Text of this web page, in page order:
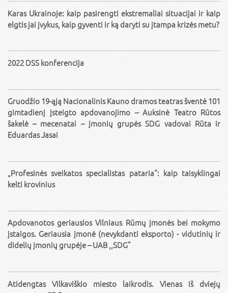
Karas Ukrainoje: kaip pasirengti ekstremaliai situacijai ir kaip
elgtis jai įvykus, kaip gyventi ir ką daryti su įtampa krizės metu?
2022 DSS konferencija
Gruodžio 19-ąją Nacionalinis Kauno dramos teatras šventė 101
gimtadienį Įsteigto apdovanojimo – Auksinė Teatro Rūtos
šakelė – mecenatai – įmonių grupės SDG vadovai Rūta ir
Eduardas Jasai
„Profesinės sveikatos specialistas pataria“: kaip taisyklingai
kelti krovinius
Apdovanotos geriausios Vilniaus Rūmų įmonės bei mokymo
įstaigos. Geriausia įmonė (nevykdanti eksporto) - vidutinių ir
didelių įmonių grupėje – UAB ,,SDG”
Atidengtas Vilkaviškio miesto laikrodis. Vienas iš dviejų